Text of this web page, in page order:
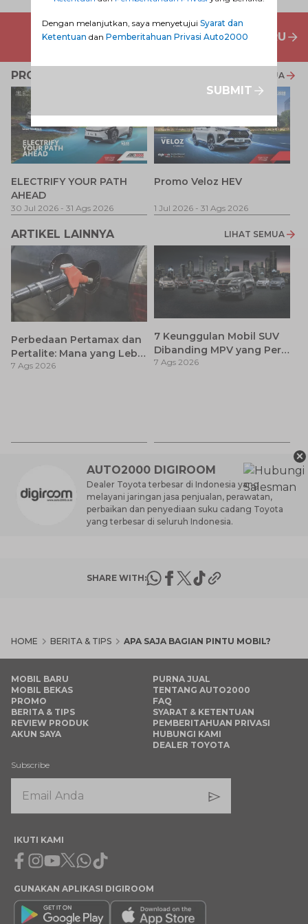
PENAWARAN MOBIL BARU
PROMO TERKAIT LIHAT SEMUA
ELECTRIFY YOUR PATH
AHEAD
30 Jul 2026 - 31 Ags 2026
Promo Veloz HEV
1 Jul 2026 - 31 Ags 2026
ARTIKEL LAINNYA LIHAT SEMUA
Perbedaan Pertamax dan
Pertalite: Mana yang Lebih
Baik untuk Mobil Toyota
7 Ags 2026
7 Keunggulan Mobil SUV
Dibanding MPV yang Perlu
Anda Ketahui
7 Ags 2026
AUTO2000 DIGIROOM
Dealer Toyota terbesar di Indonesia yang
melayani jaringan jasa penjualan, perawatan,
perbaikan dan penyediaan suku cadang Toyota
yang terbesar di seluruh Indonesia.
SHARE WITH:
HOME BERITA & TIPS APA SAJA BAGIAN PINTU MOBIL?
×
MOBIL BARU
MOBIL BEKAS
PROMO
BERITA & TIPS
REVIEW PRODUK
AKUN SAYA
PURNA JUAL
TENTANG AUTO2000
FAQ
SYARAT & KETENTUAN
PEMBERITAHUAN PRIVASI
HUBUNGI KAMI
DEALER TOYOTA
Subscribe
IKUTI KAMI
Facebook
Instagram
Youtube
X Whatsapp
Tiktok
GUNAKAN APLIKASI DIGIROOM
Dengan melanjutkan, saya menyetujui Syarat dan
Ketentuan dan Pemberitahuan Privasi Auto2000
SUBMIT